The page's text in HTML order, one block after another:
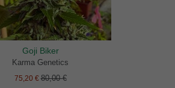
Goji Biker
Karma Genetics
75,20 €80,00 €